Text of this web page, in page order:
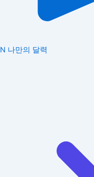
N 나만의 달력